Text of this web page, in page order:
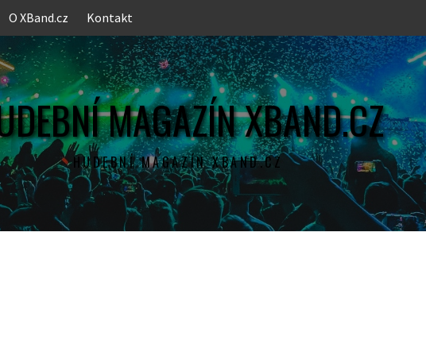
O XBand.cz Kontakt
MAGAZÍN XBAND.CZ
HUDEBNÍ MAGAZÍN XBAND.CZ